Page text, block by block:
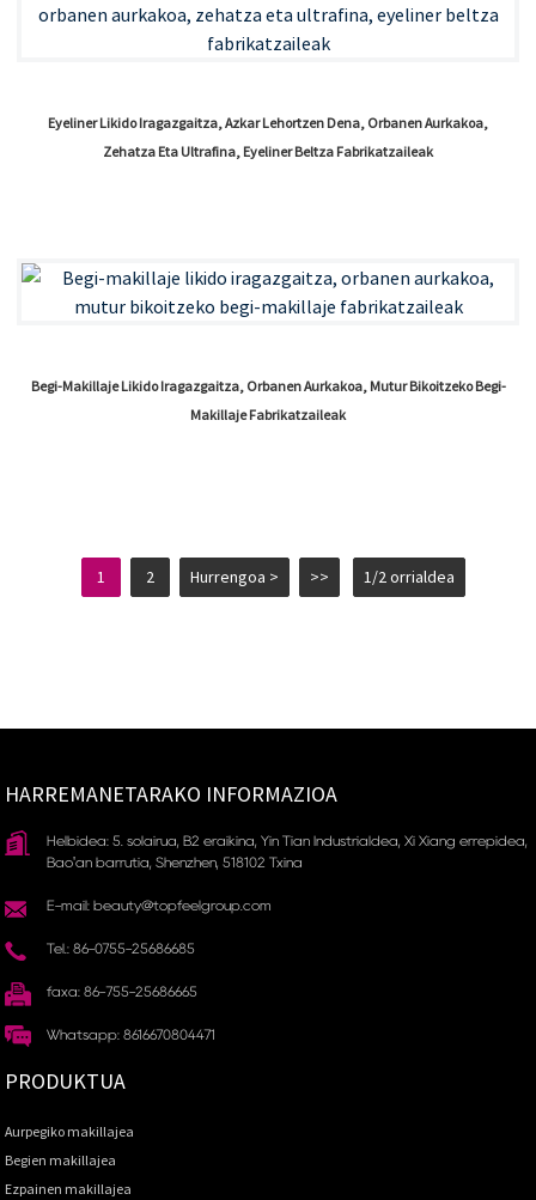
Eyeliner Likido Iragazgaitza, Azkar Lehortzen Dena, Orbanen Aurkakoa,
Zehatza Eta Ultrafina, Eyeliner Beltza Fabrikatzaileak
Begi-Makillaje Likido Iragazgaitza, Orbanen Aurkakoa, Mutur Bikoitzeko Begi-
Makillaje Fabrikatzaileak
1 2 Hurrengoa > >> 1/2 orrialdea
HARREMANETARAKO INFORMAZIOA
Helbidea: 5. solairua, B2 eraikina, Yin Tian Industrialdea, Xi Xiang errepidea,
Bao'an barrutia, Shenzhen, 518102 Txina
E-mail: beauty@topfeelgroup.com
Tel.: 86-0755-25686685
faxa: 86-755-25686665
Whatsapp: 8616670804471
PRODUKTUA
Aurpegiko makillajea
Begien makillajea
Ezpainen makillajea